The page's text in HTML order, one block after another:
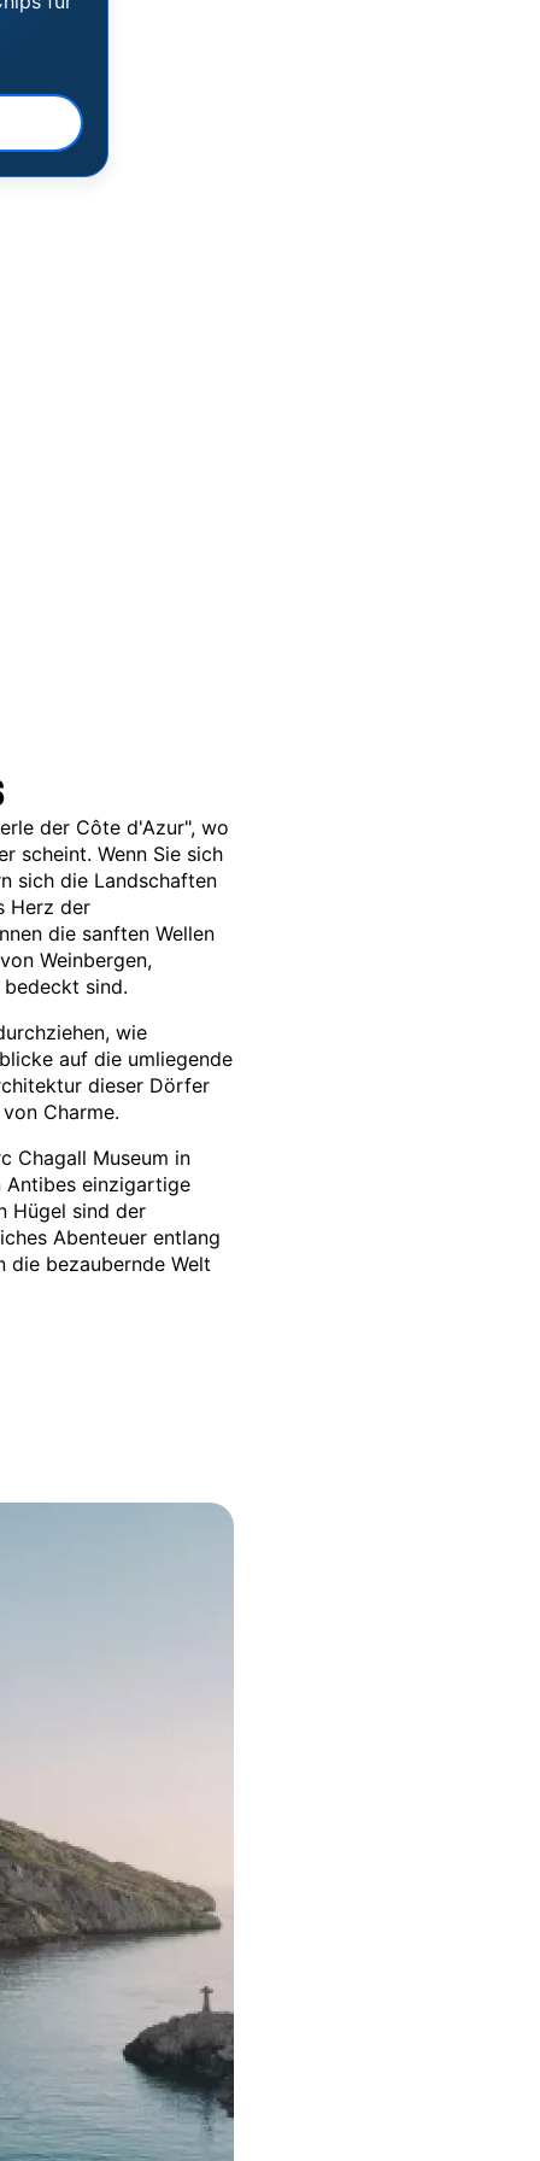
der Côte d'Azur", wo
scheint. Wenn Sie sich
sich die Landschaften
Herz der
die sanften Wellen
Weinbergen,
sind.
wie
auf die umliegende
dieser Dörfer
Charme.
Chagall Museum in
Antibes einzigartige
Hügel sind der
Abenteuer entlang
die bezaubernde Welt